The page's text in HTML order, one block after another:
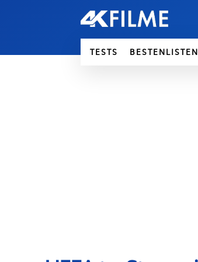
TESTS BESTENLISTEN